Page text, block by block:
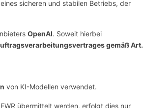
sicheren und stabilen Betriebs, der
OpenAI. Soweit hierbei
gemäß Art.
von KI-Modellen verwendet.
übermittelt werden, erfolgt dies nur